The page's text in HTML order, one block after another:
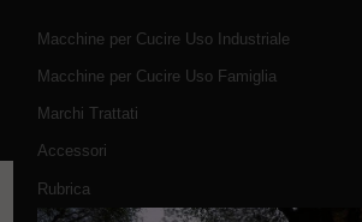
Macchine per Cucire Uso Industriale
Macchine per Cucire Uso Famiglia
Marchi Trattati
Accessori
Rubrica